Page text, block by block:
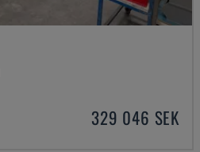
329 046 SEK